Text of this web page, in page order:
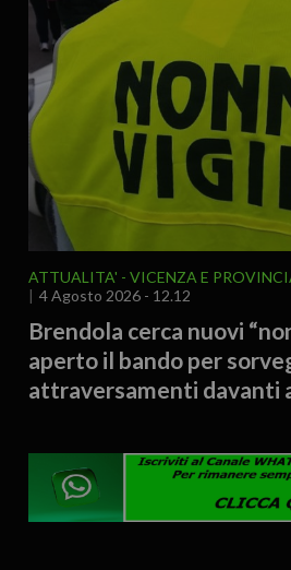
ATTUALITA'
VICENZA E
4 Agosto 2026 - 12.12
Brendola cerca nuovi
aperto il bando per
attraversamenti davanti